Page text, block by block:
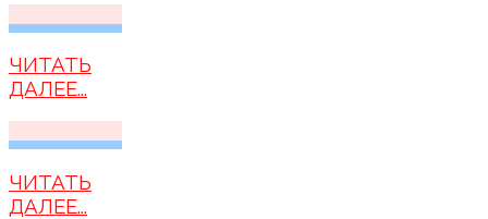
ЧИТАТЬ
ДАЛЕЕ...
ЧИТАТЬ
ДАЛЕЕ...